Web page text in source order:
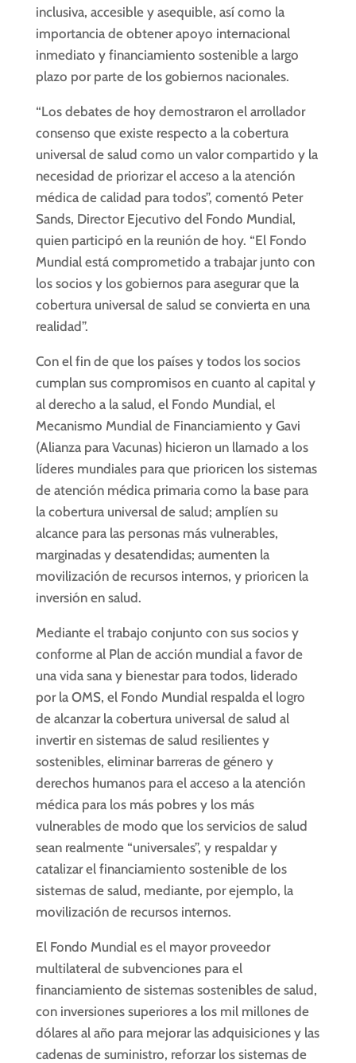
inclusiva, accesible y asequible, así como la
importancia de obtener apoyo internacional
inmediato y financiamiento sostenible a largo
plazo por parte de los gobiernos nacionales.
“Los debates de hoy demostraron el arrollador
consenso que existe respecto a la cobertura
universal de salud como un valor compartido y la
necesidad de priorizar el acceso a la atención
médica de calidad para todos”, comentó Peter
Sands, Director Ejecutivo del Fondo Mundial,
quien participó en la reunión de hoy. “El Fondo
Mundial está comprometido a trabajar junto con
los socios y los gobiernos para asegurar que la
cobertura universal de salud se convierta en una
realidad”.
Con el fin de que los países y todos los socios
cumplan sus compromisos en cuanto al capital y
al derecho a la salud, el Fondo Mundial, el
Mecanismo Mundial de Financiamiento y Gavi
(Alianza para Vacunas) hicieron un llamado a los
líderes mundiales para que prioricen los sistemas
de atención médica primaria como la base para
la cobertura universal de salud; amplíen su
alcance para las personas más vulnerables,
marginadas y desatendidas; aumenten la
movilización de recursos internos, y prioricen la
inversión en salud.
Mediante el trabajo conjunto con sus socios y
conforme al Plan de acción mundial a favor de
una vida sana y bienestar para todos, liderado
por la OMS, el Fondo Mundial respalda el logro
de alcanzar la cobertura universal de salud al
invertir en sistemas de salud resilientes y
sostenibles, eliminar barreras de género y
derechos humanos para el acceso a la atención
médica para los más pobres y los más
vulnerables de modo que los servicios de salud
sean realmente “universales”, y respaldar y
catalizar el financiamiento sostenible de los
sistemas de salud, mediante, por ejemplo, la
movilización de recursos internos.
El Fondo Mundial es el mayor proveedor
multilateral de subvenciones para el
financiamiento de sistemas sostenibles de salud,
con inversiones superiores a los mil millones de
dólares al año para mejorar las adquisiciones y las
cadenas de suministro, reforzar los sistemas de